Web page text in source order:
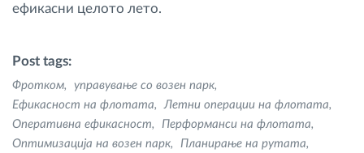
ефикасни целото лето.
Post tags:
Фротком
управување со возен парк
Ефикасност на флотата
Летни операции на флотата
Оперативна ефикасност
Перформанси на флотата
Оптимизација на возен парк
Планирање на рутата